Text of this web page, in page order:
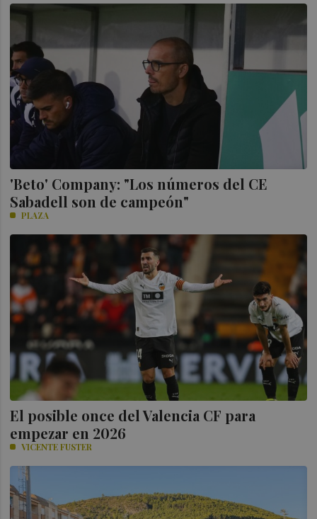
'Beto' Company: "Los números del CE
Sabadell son de campeón"
PLAZA
El posible once del Valencia CF para
empezar en 2026
VICENTE FUSTER